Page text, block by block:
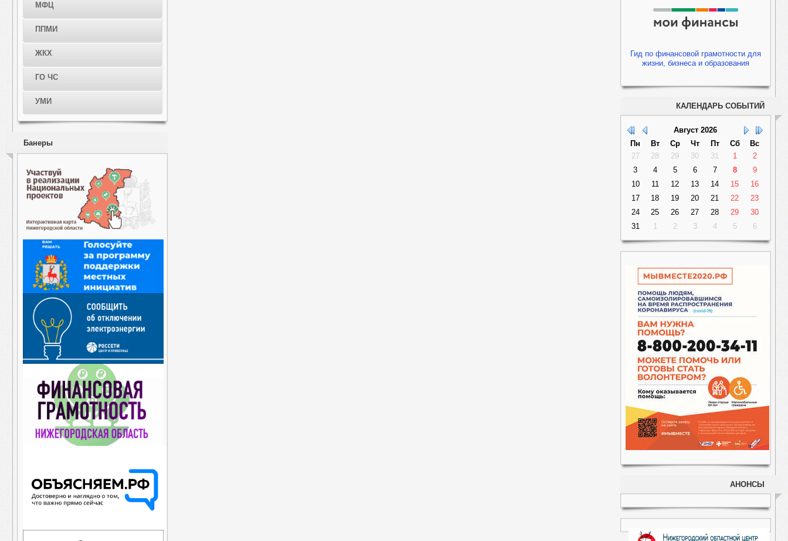
МФЦ
ППМИ
ЖКХ
ГО ЧС
УМИ
Банеры
Гид по финансовой грамотности для
жизни, бизнеса и образования
КАЛЕНДАРЬ СОБЫТИЙ
Август 2026
Пн
Вт Ср Чт Пт Сб
Вс
27
28 29 30 31 1
2
3
4 5 6 7 8
9
10
11 12 13 14 15
16
17
18 19 20 21 22
23
24
25 26 27 28 29
30
31
1 2 3 4 5 6
АНОНСЫ